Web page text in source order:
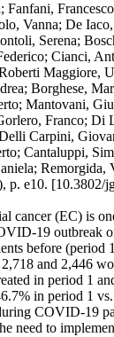
Vanna; De
Serena;
Cianci,
Maggiore,
Borghese,
Mantovani,
Franco; Di
Carpini,
Cantaluppi,
Remorgida,
e10. [10.3802/
cancer (EC) is
19 outbreak
before (period
and 2,446
in period 1
in period 1
COVID-19
need to